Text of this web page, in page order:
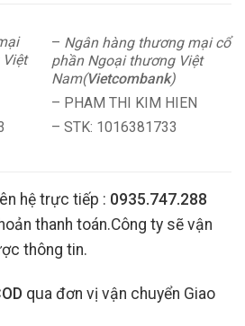
– Ngân hàng thương mại cổ
phần Ngoại thương Việt
Nam(Vietcombank)
– PHAM THI KIM HIEN
– STK: 1016381733
hệ trực tiếp : 0935.747.288
thanh toán.Công ty sẽ vận
thông tin.
qua đơn vị vận chuyển Giao